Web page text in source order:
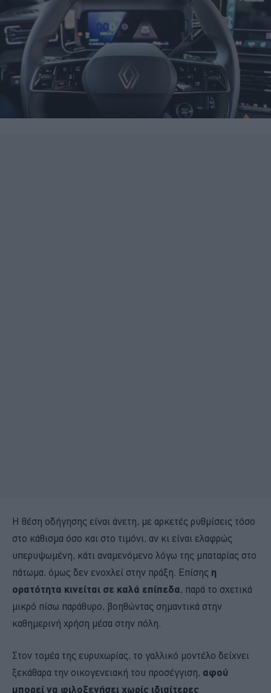
Η θέση οδήγησης είναι άνετη, με αρκετές ρυθμίσεις τόσο
στο κάθισμα όσο και στο τιμόνι, αν κι είναι ελαφρώς
υπερυψωμένη, κάτι αναμενόμενο λόγω της μπαταρίας στο
πάτωμα, όμως δεν ενοχλεί στην πράξη. Επίσης η
ορατότητα κινείται σε καλά επίπεδα, παρά το σχετικά
μικρό πίσω παράθυρο, βοηθώντας σημαντικά στην
καθημερινή χρήση μέσα στην πόλη.
Στον τομέα της ευρυχωρίας, το γαλλικό μοντέλο δείχνει
ξεκάθαρα την οικογενειακή του προσέγγιση, αφού
μπορεί να φιλοξενήσει χωρίς ιδιαίτερες